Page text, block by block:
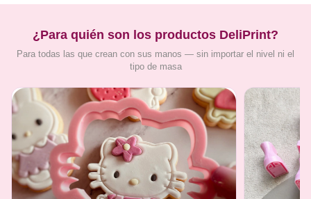
¿Para quién son los productos DeliPrint?
Para todas las que crean con sus manos — sin importar el nivel ni el
tipo de masa